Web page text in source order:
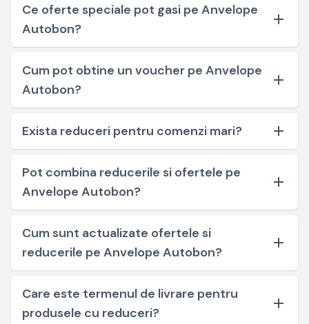
Ce oferte speciale pot gasi pe Anvelope
Autobon?
Cum pot obtine un voucher pe Anvelope
Autobon?
Exista reduceri pentru comenzi mari?
Pot combina reducerile si ofertele pe
Anvelope Autobon?
Cum sunt actualizate ofertele si
reducerile pe Anvelope Autobon?
Care este termenul de livrare pentru
produsele cu reduceri?